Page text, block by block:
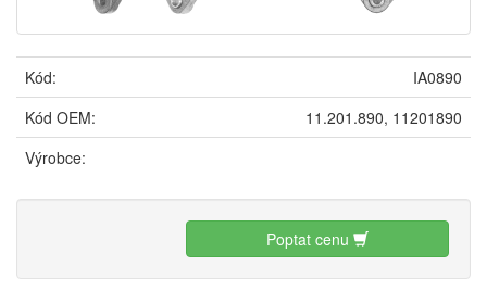
Kód:
IA0890
Kód OEM:
11.201.890, 11201890
Výrobce:
Poptat cenu